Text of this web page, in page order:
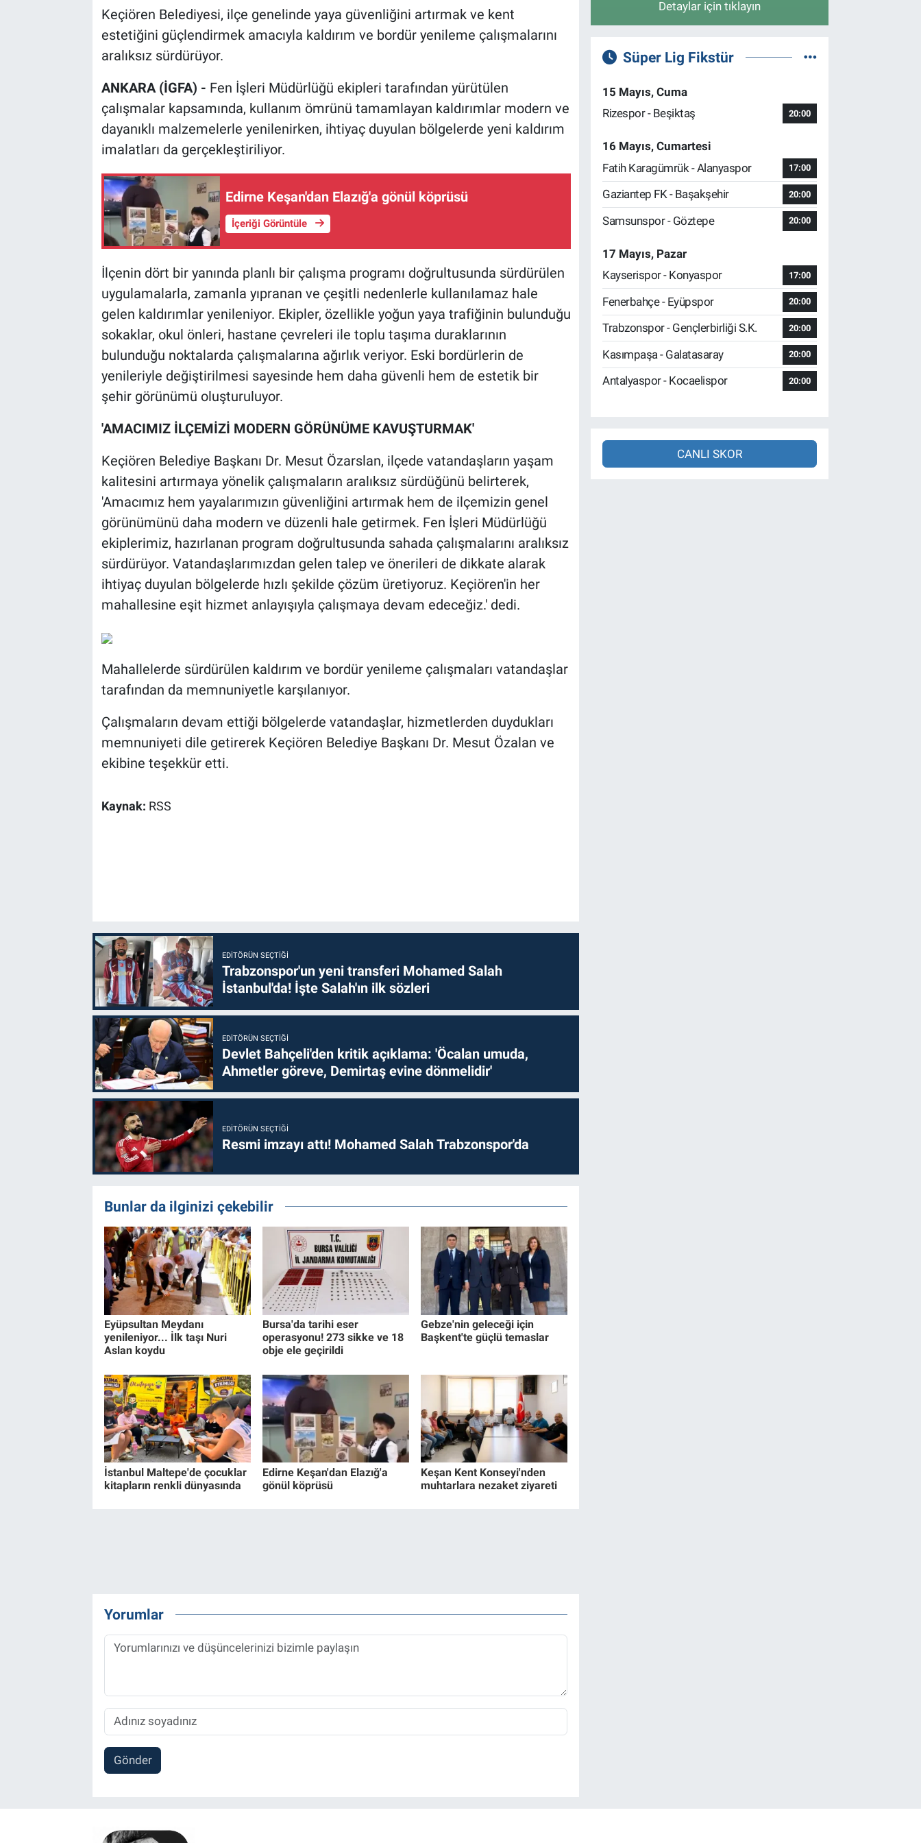
Keçiören Belediyesi, ilçe genelinde yaya güvenliğini artırmak ve kent
estetiğini güçlendirmek amacıyla kaldırım ve bordür yenileme çalışmalarını
aralıksız sürdürüyor.
ANKARA (İGFA) - Fen İşleri Müdürlüğü ekipleri tarafından yürütülen
çalışmalar kapsamında, kullanım ömrünü tamamlayan kaldırımlar modern ve
dayanıklı malzemelerle yenilenirken, ihtiyaç duyulan bölgelerde yeni kaldırım
imalatları da gerçekleştiriliyor.
Edirne Keşan'dan Elazığ'a gönül köprüsü
İçeriği Görüntüle
İlçenin dört bir yanında planlı bir çalışma programı doğrultusunda sürdürülen
uygulamalarla, zamanla yıpranan ve çeşitli nedenlerle kullanılamaz hale
gelen kaldırımlar yenileniyor. Ekipler, özellikle yoğun yaya trafiğinin bulunduğu
sokaklar, okul önleri, hastane çevreleri ile toplu taşıma duraklarının
bulunduğu noktalarda çalışmalarına ağırlık veriyor. Eski bordürlerin de
yenileriyle değiştirilmesi sayesinde hem daha güvenli hem de estetik bir
şehir görünümü oluşturuluyor.
'AMACIMIZ İLÇEMİZİ MODERN GÖRÜNÜME KAVUŞTURMAK'
Keçiören Belediye Başkanı Dr. Mesut Özarslan, ilçede vatandaşların yaşam
kalitesini artırmaya yönelik çalışmaların aralıksız sürdüğünü belirterek,
'Amacımız hem yayalarımızın güvenliğini artırmak hem de ilçemizin genel
görünümünü daha modern ve düzenli hale getirmek. Fen İşleri Müdürlüğü
ekiplerimiz, hazırlanan program doğrultusunda sahada çalışmalarını aralıksız
sürdürüyor. Vatandaşlarımızdan gelen talep ve önerileri de dikkate alarak
ihtiyaç duyulan bölgelerde hızlı şekilde çözüm üretiyoruz. Keçiören'in her
mahallesine eşit hizmet anlayışıyla çalışmaya devam edeceğiz.' dedi.
Mahallelerde sürdürülen kaldırım ve bordür yenileme çalışmaları vatandaşlar
tarafından da memnuniyetle karşılanıyor.
Çalışmaların devam ettiği bölgelerde vatandaşlar, hizmetlerden duydukları
memnuniyeti dile getirerek Keçiören Belediye Başkanı Dr. Mesut Özalan ve
ekibine teşekkür etti.
Kaynak: RSS
EDITÖRÜN SEÇTIĞI
Trabzonspor'un yeni transferi Mohamed Salah
İstanbul'da! İşte Salah'ın ilk sözleri
EDITÖRÜN SEÇTIĞI
Devlet Bahçeli'den kritik açıklama: 'Öcalan umuda,
Ahmetler göreve, Demirtaş evine dönmelidir'
EDITÖRÜN SEÇTIĞI
Resmi imzayı attı! Mohamed Salah Trabzonspor'da
Bunlar da ilginizi çekebilir
Eyüpsultan Meydanı
yenileniyor... İlk taşı Nuri
Aslan koydu
Bursa'da tarihi eser
operasyonu! 273 sikke ve 18
obje ele geçirildi
Gebze'nin geleceği için
Başkent'te güçlü temaslar
İstanbul Maltepe'de çocuklar
kitapların renkli dünyasında
Edirne Keşan'dan Elazığ'a
gönül köprüsü
Keşan Kent Konseyi'nden
muhtarlara nezaket ziyareti
Yorumlar
Gönder
Detaylar için tıklayın
Süper Lig Fikstür
15 Mayıs, Cuma
Rizespor - Beşiktaş
20:00
16 Mayıs, Cumartesi
Fatih Karagümrük - Alanyaspor
17:00
Gaziantep FK - Başakşehir 20:00
Samsunspor - Göztepe 20:00
17 Mayıs, Pazar
Kayserispor - Konyaspor
17:00
Fenerbahçe - Eyüpspor 20:00
Trabzonspor - Gençlerbirliği S.K. 20:00
Kasımpaşa - Galatasaray 20:00
Antalyaspor - Kocaelispor 20:00
CANLI SKOR